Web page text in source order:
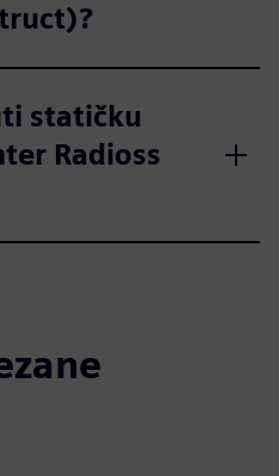
statičku
Radioss